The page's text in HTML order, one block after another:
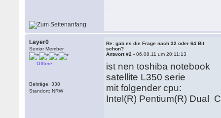
Layer0
Senior Member
Offline
Beiträge: 338
Standort: NRW
Re: gab es die Frage nach 32 oder 64 Bit
schon?
Antwort #2 -06.08.11 um 20:11:13
ist nen toshiba notebook
satellite L350 serie
mit folgender cpu:
Intel(R) Pentium(R) Dual